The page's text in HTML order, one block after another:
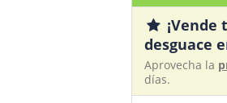
¡Vende
desguace
Aprovecha la
días.